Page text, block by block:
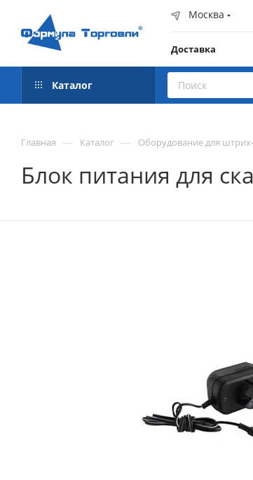
Москва
Доставка
Каталог
Главная — Каталог — Оборудование для
Блок питания для